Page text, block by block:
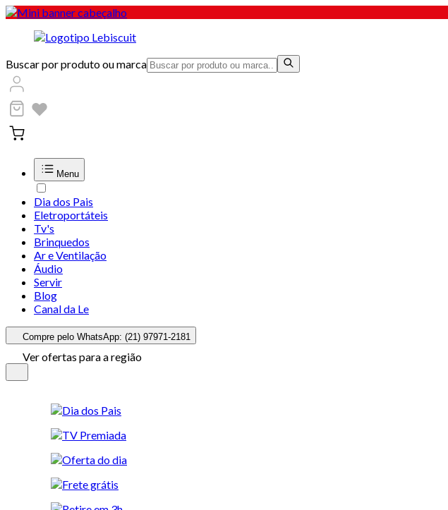
Buscar por produto ou marca
Menu
Dia dos Pais
Eletroportáteis
Tv's
Brinquedos
Ar e Ventilação
Áudio
Servir
Blog
Canal da Le
Compre pelo WhatsApp: (21) 97971-2181
Ver ofertas para a região